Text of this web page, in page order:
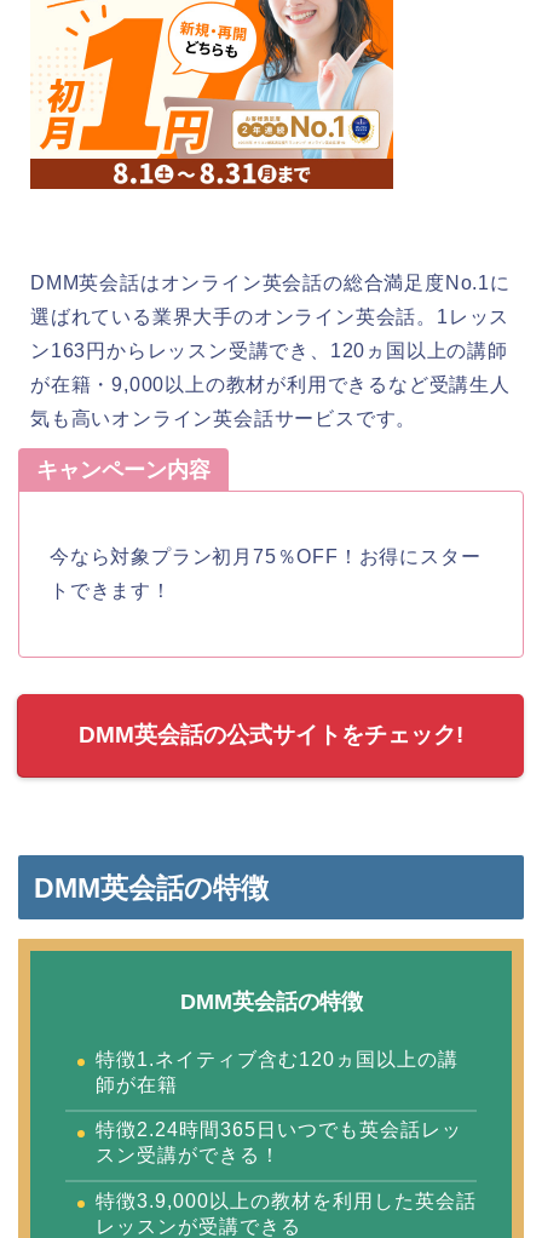
DMM英会話はオンライン英会話の総合満足度No.1に
選ばれている業界大手のオンライン英会話。1レッス
ン163円からレッスン受講でき、120ヵ国以上の講師
が在籍・9,000以上の教材が利用できるなど受講生人
気も高いオンライン英会話サービスです。
キャンペーン内容
今なら対象プラン初月75％OFF！お得にスター
トできます！
DMM英会話の公式サイトをチェック!
DMM英会話の特徴
DMM英会話の特徴
特徴1.ネイティブ含む120ヵ国以上の講
師が在籍
特徴2.24時間365日いつでも英会話レッ
スン受講ができる！
特徴3.9,000以上の教材を利用した英会話
レッスンが受講できる